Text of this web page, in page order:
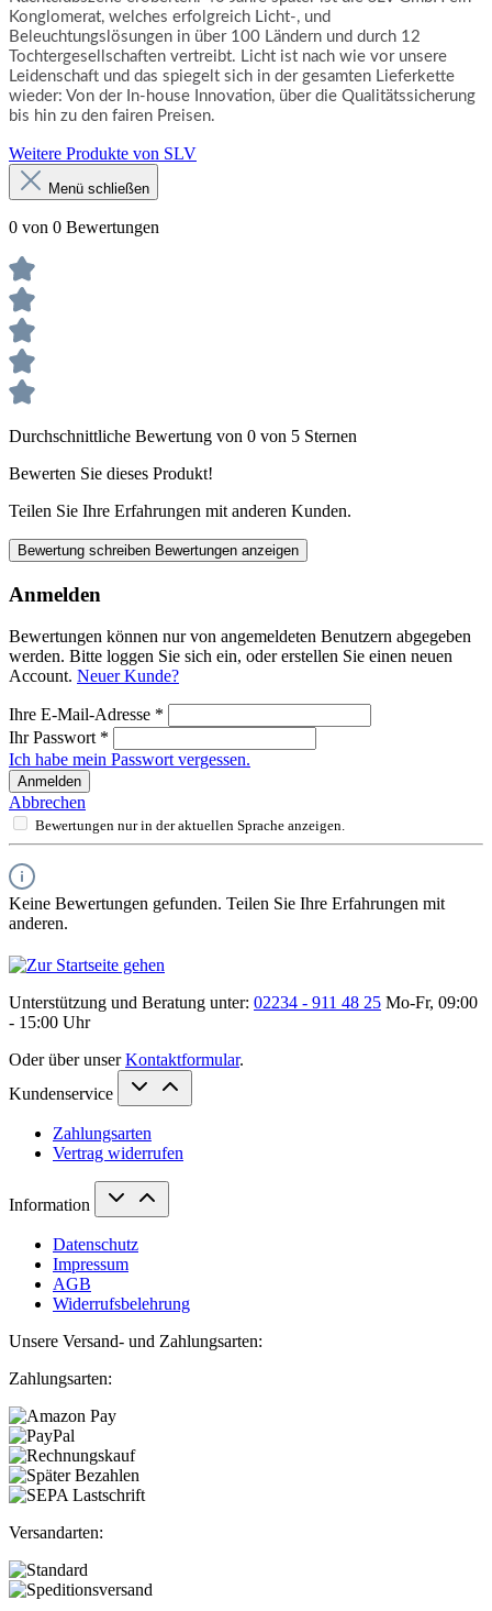
Konglomerat, welches erfolgreich Licht-, und
Beleuchtungslösungen in über 100 Ländern und durch 12
Tochtergesellschaften vertreibt. Licht ist nach wie vor unsere
Leidenschaft und das spiegelt sich in der gesamten Lieferkette
wieder: Von der In-house Innovation, über die Qualitätssicherung
bis hin zu den fairen Preisen.
Weitere Produkte von SLV
Menü schließen
0 von 0 Bewertungen
Durchschnittliche Bewertung von 0 von 5 Sternen
Bewerten Sie dieses Produkt!
Teilen Sie Ihre Erfahrungen mit anderen Kunden.
Bewertung schreiben Bewertungen anzeigen
Anmelden
Bewertungen können nur von angemeldeten Benutzern abgegeben
werden. Bitte loggen Sie sich ein, oder erstellen Sie einen neuen
Account. Neuer Kunde?
Ihre E-Mail-Adresse *
Ihr Passwort *
Ich habe mein Passwort vergessen.
Anmelden
Abbrechen
Bewertungen nur in der aktuellen Sprache anzeigen.
Keine Bewertungen gefunden. Teilen Sie Ihre Erfahrungen mit
anderen.
Unterstützung und Beratung unter: 02234 - 911 48 25 Mo-Fr, 09:00
- 15:00 Uhr
Oder über unserKontaktformular.
Kundenservice
Zahlungsarten
Vertrag widerrufen
Information
Datenschutz
Impressum
AGB
Widerrufsbelehrung
Unsere Versand- und Zahlungsarten:
Zahlungsarten:
Versandarten: